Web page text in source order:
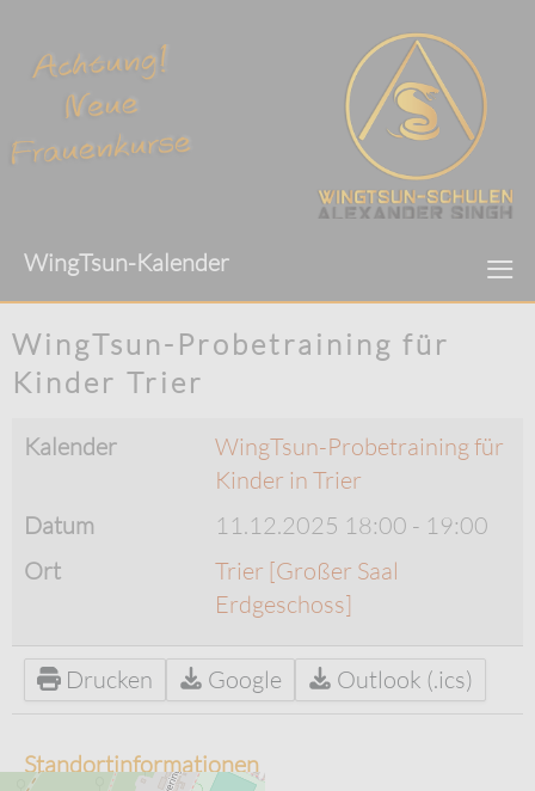
WingTsun-Kalender ≡
WingTsun-Probetraining für
Kinder Trier
Kalender
WingTsun-Probetraining für
Kinder in Trier
Datum
11.12.2025 18:00 - 19:00
Ort
Trier [Großer Saal
Erdgeschoss]
Drucken Google Outlook (.ics)
Standortinformationen